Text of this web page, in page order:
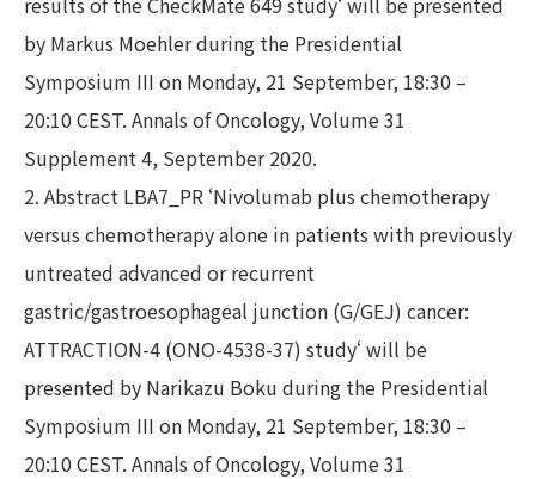
by Markus Moehler during the Presidential
Symposium III on Monday, 21 September, 18:30 –
20:10 CEST. Annals of Oncology, Volume 31
Supplement 4, September 2020.
2. Abstract LBA7_PR ‘Nivolumab plus chemotherapy
versus chemotherapy alone in patients with previously
untreated advanced or recurrent
gastric/gastroesophageal junction (G/GEJ) cancer:
ATTRACTION-4 (ONO-4538-37) study‘ will be
presented by Narikazu Boku during the Presidential
Symposium III on Monday, 21 September, 18:30 –
20:10 CEST. Annals of Oncology, Volume 31